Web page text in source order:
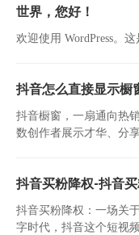
世界，您好！
欢迎使用 WordPress。
抖音怎么直接显示橱
抖音橱窗，一扇通向热
数创作者展示才华、分
抖音买粉降权-抖音
抖音买粉降权：一场关
字时代，抖音这个短视